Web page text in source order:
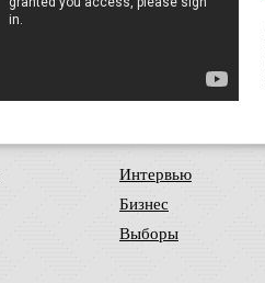
Интервью
Бизнес
Выборы